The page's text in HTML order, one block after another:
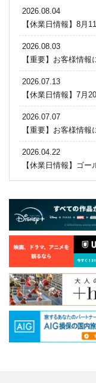
2026.08.04
【休業日情報】8月
2026.08.03
【重要】お客様情報
2026.07.13
【休業日情報】7月
2026.07.07
【重要】お客様情
2026.04.22
【休業日情報】ゴ